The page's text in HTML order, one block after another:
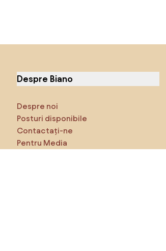
Despre Biano
Despre noi
Posturi disponibile
Contactați-ne
Pentru Media